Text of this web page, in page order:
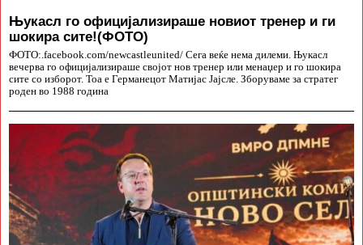
Њукасл го официјализираше новиот тренер и ги
шокира сите!(ФОТО)
ФОТО:.facebook.com/newcastleunited/ Сега веќе нема дилеми. Њукасл
вечерва го официјализираше својот нов тренер или менаџер и го шокира
сите со изборот. Тоа е Германецот Матијас Јајсле. Зборуваме за стратег
роден во 1988 година